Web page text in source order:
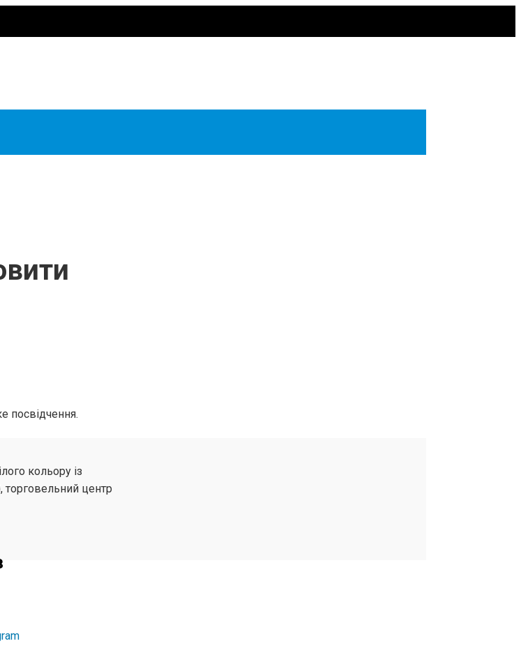
посвідчення.
кольору із
торговельний центр